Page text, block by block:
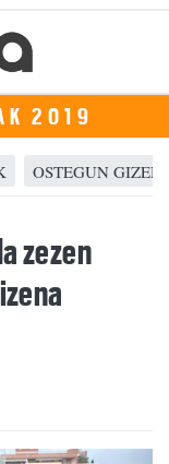
2019
OSTEGUN
zezen